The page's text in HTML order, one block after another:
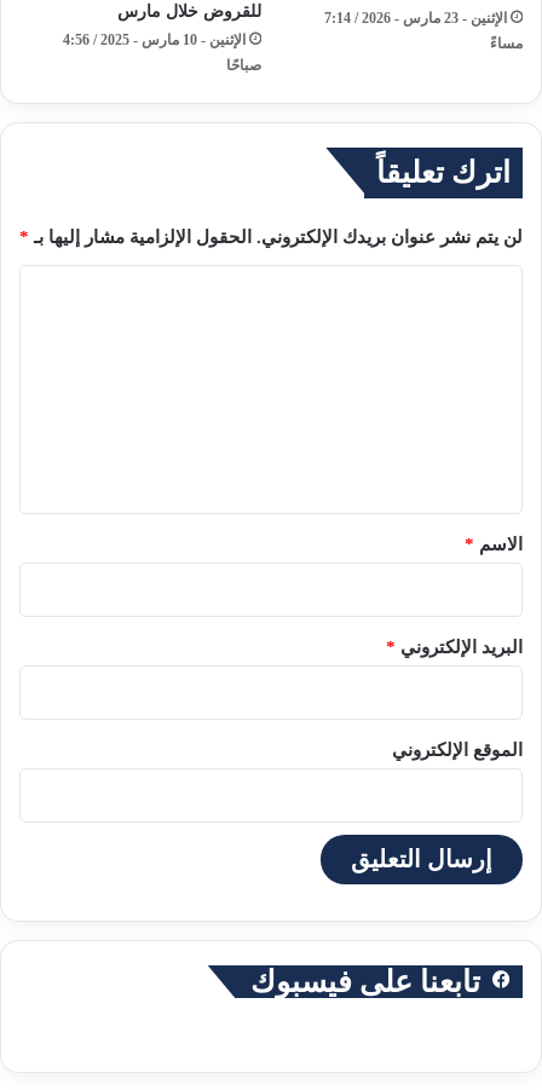
الإثنين - 23 مارس - 2026 / 7:14
مساءً
للقروض خلال مارس
الإثنين - 10 مارس - 2025 / 4:56
صباحًا
اترك تعليقاً
لن يتم نشر عنوان بريدك الإلكتروني. الحقول الإلزامية مشار إليها بـ *
*الاسم *
البريد الإلكتروني *
الموقع الإلكتروني
تابعنا على فيسبوك